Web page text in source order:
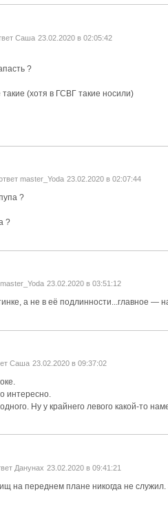
Саша 23.02.2020 в 02:05:42
?
(хотя в ГСВГ такие носили)
master_Yoda 23.02.2020 в 02:07:44
?
?
master_Yoda 23.02.2020 в 03:51:12
а не в её подлинности...главное —
Саша 23.02.2020 в 09:37:02
интересно.
Ну у крайнего левого какой-то
Данунах 23.02.2020 в 09:41:21
на переднем плане никогда не